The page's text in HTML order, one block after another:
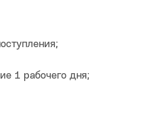
1 рабочего дня;